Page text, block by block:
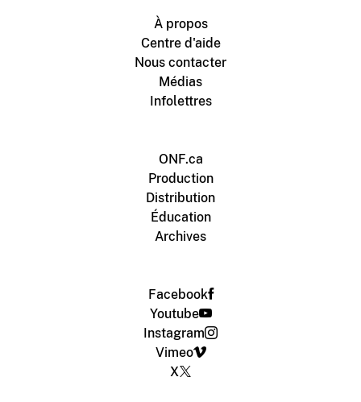
À propos
Centre d'aide
Nous contacter
Médias
Infolettres
ONF.ca
Production
Distribution
Éducation
Archives
Facebook
Youtube
Instagram
Vimeo
X